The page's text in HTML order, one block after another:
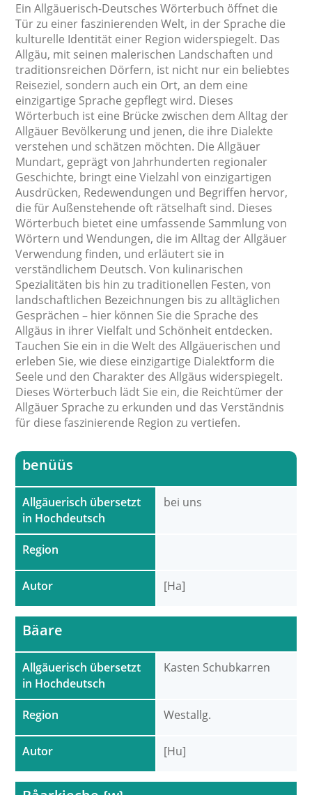
Ein Allgäuerisch-Deutsches Wörterbuch öffnet die
Tür zu einer faszinierenden Welt, in der Sprache die
kulturelle Identität einer Region widerspiegelt. Das
Allgäu, mit seinen malerischen Landschaften und
traditionsreichen Dörfern, ist nicht nur ein beliebtes
Reiseziel, sondern auch ein Ort, an dem eine
einzigartige Sprache gepflegt wird. Dieses
Wörterbuch ist eine Brücke zwischen dem Alltag der
Allgäuer Bevölkerung und jenen, die ihre Dialekte
verstehen und schätzen möchten. Die Allgäuer
Mundart, geprägt von Jahrhunderten regionaler
Geschichte, bringt eine Vielzahl von einzigartigen
Ausdrücken, Redewendungen und Begriffen hervor,
die für Außenstehende oft rätselhaft sind. Dieses
Wörterbuch bietet eine umfassende Sammlung von
Wörtern und Wendungen, die im Alltag der Allgäuer
Verwendung finden, und erläutert sie in
verständlichem Deutsch. Von kulinarischen
Spezialitäten bis hin zu traditionellen Festen, von
landschaftlichen Bezeichnungen bis zu alltäglichen
Gesprächen – hier können Sie die Sprache des
Allgäus in ihrer Vielfalt und Schönheit entdecken.
Tauchen Sie ein in die Welt des Allgäuerischen und
erleben Sie, wie diese einzigartige Dialektform die
Seele und den Charakter des Allgäus widerspiegelt.
Dieses Wörterbuch lädt Sie ein, die Reichtümer der
Allgäuer Sprache zu erkunden und das Verständnis
für diese faszinierende Region zu vertiefen.
Allgäuerisch übersetzt
in Hochdeutsch
Region
Autor
benüüs
bei uns
[Ha]
Allgäuerisch übersetzt
in Hochdeutsch
Region
Autor
Bäare
Kasten Schubkarren
Westallg.
[Hu]